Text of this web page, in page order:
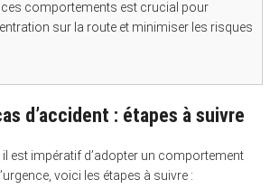
ces comportements est crucial pour
sur la route et minimiser les risques
d’accident : étapes à suivre
il est impératif d’adopter un comportement
voici les étapes à suivre :